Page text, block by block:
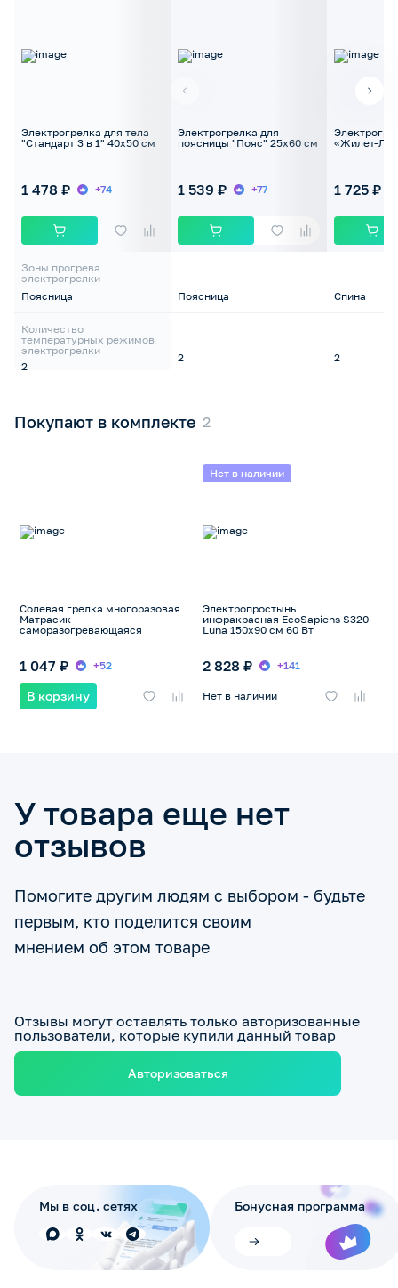
Электрогрелка для тела
"Стандарт 3 в 1" 40х50 см
1 478 ₽ +74
Зоны прогрева
электрогрелки
Поясница
Количество
температурных режимов
электрогрелки
2
Электрогрелка для
поясницы "Пояс" 25х60 см
1 539 ₽ +77
Поясница
2
«Жилет-
1 725 ₽
Спина
2
Покупают в комплекте
Солевая грелка многоразовая
Матрасик
саморазогревающаяся
1 047 ₽ +52
В корзину
Нет в наличии
Электропростынь
инфракрасная EcoSapiens S320
Luna 150x90 см 60 Вт
2 828 ₽ +141
Нет в наличии
У товара еще нет
отзывов
Помогите другим людям с выбором - будьте
первым, кто поделится своим
мнением об этом товаре
Отзывы могут оставлять только авторизованные
пользователи, которые купили данный товар
Авторизоваться
Мы в соц. сетях Бонусная программа